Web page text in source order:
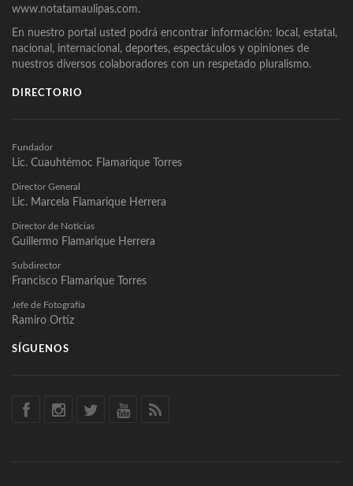
www.notatamaulipas.com.
En nuestro portal usted podrá encontrar información: local, estatal,
nacional, internacional, deportes, espectáculos y opiniones de
nuestros diversos colaboradores con un respetado pluralismo.
DIRECTORIO
Fundador
Lic. Cuauhtémoc Flamarique Torres
Director General
Lic. Marcela Flamarique Herrera
Director de Noticias
Guillermo Flamarique Herrera
Subdirector
Francisco Flamarique Torres
Jefe de Fotografía
Ramiro Ortíz
SÍGUENOS